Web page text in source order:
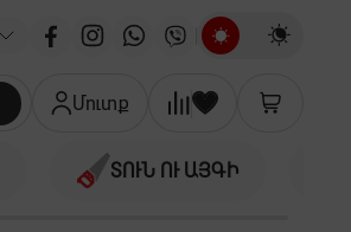
Մուտք
ՏՈՒՆ ՈՒ ԱՅԳԻ